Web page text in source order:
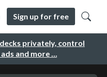
privately, control
and more …
Sign up for free